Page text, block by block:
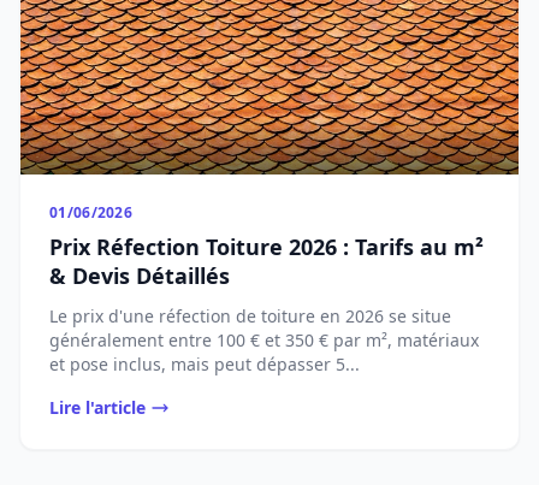
01/06/2026
Prix Réfection Toiture 2026 : Tarifs au m²
& Devis Détaillés
Le prix d'une réfection de toiture en 2026 se situe
généralement entre 100 € et 350 € par m², matériaux
et pose inclus, mais peut dépasser 5...
Lire l'article